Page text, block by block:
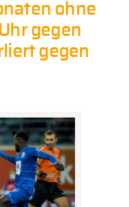
ohne
gegen
gegen